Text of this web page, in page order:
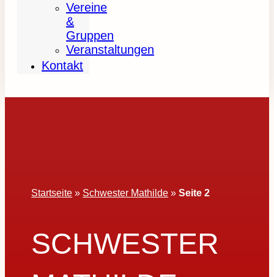
Vereine
&
Gruppen
Veranstaltungen
Kontakt
Startseite » Schwester Mathilde »Seite 2
SCHWESTER